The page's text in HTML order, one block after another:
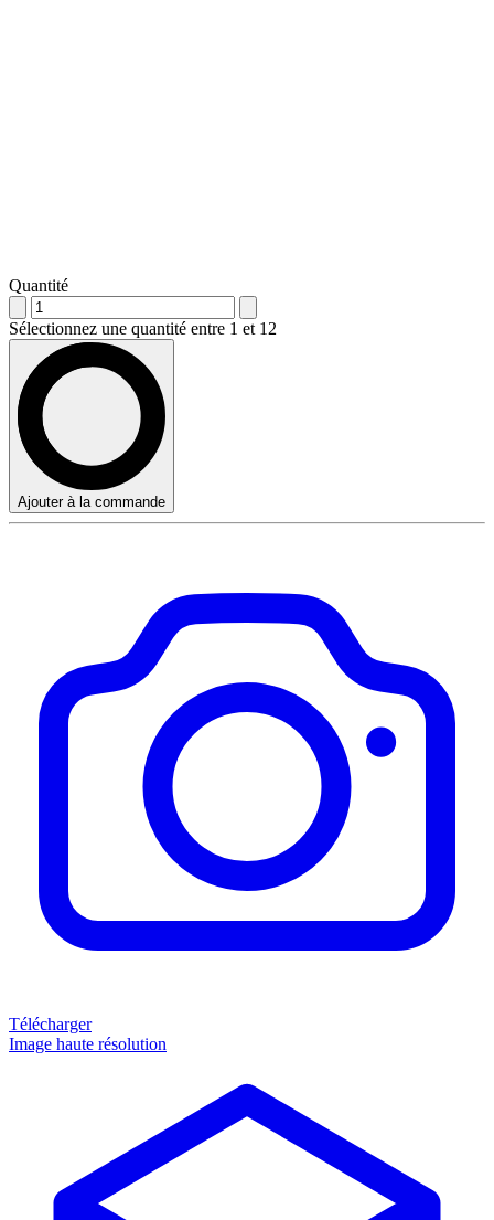
Quantité
Sélectionnez une quantité entre 1 et 12
Ajouter à la commande
Télécharger
Image haute résolution